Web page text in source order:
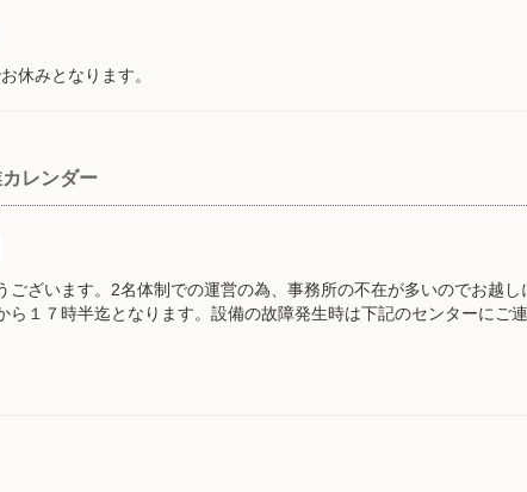
休みとなります。
レンダー
ございます。2名体制での運営の為、事務所の不在が多いのでお越
ら１７時半迄となります。設備の故障発生時は下記のセンターにご